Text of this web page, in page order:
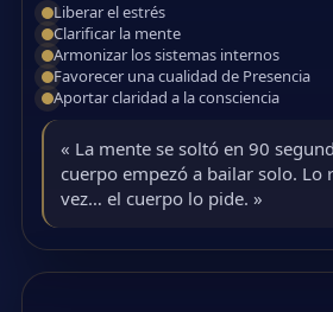
Liberar el estrés
Clarificar la mente
Armonizar los sistemas internos
Favorecer una cualidad de Presencia
Aportar claridad a la consciencia
« La mente se soltó en 90
cuerpo empezó a bailar solo. Lo
vez… el cuerpo lo pide. »